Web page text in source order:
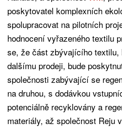
poskytovatel komplexních
spolupracovat na pilotních
hodnocení vyřazeného textilu
se, že část zbývajícího textilu,
dalšímu prodeji, bude
společnosti zabývající se
na druhou, s dodávkou
potenciálně recyklovány a
materiály, až společnost Reju